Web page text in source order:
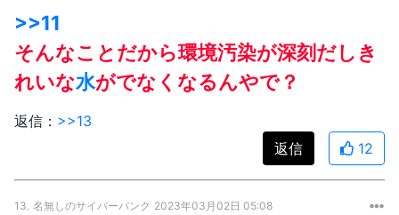
>>11
そんなことだから環境汚染が深刻だしき
れいな水がでなくなるんやで？
返信： >>13
返信
12
13. 名無しのサイバーパンク 2023年03月02日 05:08